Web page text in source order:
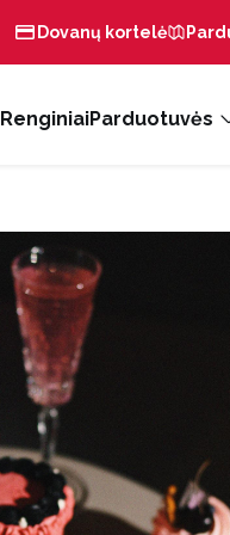
Dovanų kortelė
RenginiaiParduotuvės